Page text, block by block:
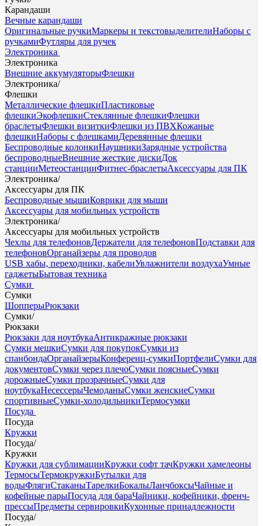
Карандаши
Вечные карандаши
Оригинальные ручкиМаркеры и текстовыделителиНаборы с
ручкамиФутляры для ручек
Электроника
Электроника
Внешние аккумуляторыФлешки
Электроника/
Флешки
Металлические флешкиПластиковые
флешкиЭкофлешкиСтеклянные флешкиФлешки
браслетыФлешки визиткиФлешки из ПВХКожаные
флешкиНаборы с флешкамиДеревянные флешки
Беспроводные колонкиНаушникиЗарядные устройства
беспроводныеВнешние жесткие дискиДок
станцииМетеостанцииФитнес-браслетыАксессуары для ПК
Электроника/
Аксессуары для ПК
Беспроводные мышиКоврики для мыши
Аксессуары для мобильных устройств
Электроника/
Аксессуары для мобильных устройств
Чехлы для телефоновДержатели для телефоновПодставки для
телефоновОрганайзеры для проводов
USB хабы, переходники, кабелиУвлажнители воздухаУмные
гаджетыБытовая техника
Сумки
Сумки
ШопперыРюкзаки
Сумки/
Рюкзаки
Рюкзаки для ноутбукаАнтикражные рюкзаки
Сумки мешкиСумки для покупокСумки из
спанбондаОрганайзерыКонференц-сумкиПортфелиСумки для
документовСумки через плечоСумки поясныеСумки
дорожныеСумки прозрачныеСумки для
ноутбукаНесессерыЧемоданыСумки женскиеСумки
спортивныеСумки-холодильникиТермосумки
Посуда
Посуда
Кружки
Посуда/
Кружки
Кружки для сублимацииКружки софт тачКружки хамелеоны
ТермосыТермокружкиБутылки для
водыФлягиСтаканыТарелкиБокалыЛанчбоксыЧайные и
кофейные парыПосуда для бараЧайники, кофейники, френч-
прессыПредметы сервировкиКухонные принадлежности
Посуда/